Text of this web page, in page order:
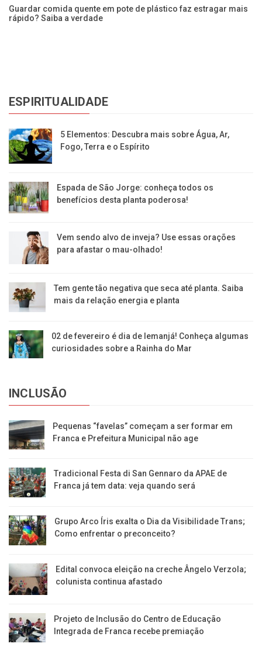
Guardar comida quente em pote de plástico faz estragar mais
rápido? Saiba a verdade
ESPIRITUALIDADE
5 Elementos: Descubra mais sobre Água, Ar,
Fogo, Terra e o Espírito
Espada de São Jorge: conheça todos os
benefícios desta planta poderosa!
Vem sendo alvo de inveja? Use essas orações
para afastar o mau-olhado!
Tem gente tão negativa que seca até planta. Saiba
mais da relação energia e planta
02 de fevereiro é dia de Iemanjá! Conheça algumas
curiosidades sobre a Rainha do Mar
INCLUSÃO
Pequenas “favelas” começam a ser formar em
Franca e Prefeitura Municipal não age
Tradicional Festa di San Gennaro da APAE de
Franca já tem data: veja quando será
Grupo Arco Íris exalta o Dia da Visibilidade Trans;
Como enfrentar o preconceito?
Edital convoca eleição na creche Ângelo Verzola;
colunista continua afastado
Projeto de Inclusão do Centro de Educação
Integrada de Franca recebe premiação